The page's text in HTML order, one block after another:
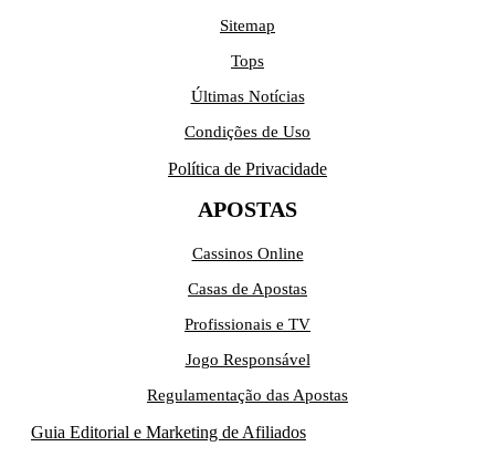
Sitemap
Tops
Últimas Notícias
Condições de Uso
Política de Privacidade
APOSTAS
Cassinos Online
Casas de Apostas
Profissionais e TV
Jogo Responsável
Regulamentação das Apostas
Guia Editorial e Marketing de Afiliados